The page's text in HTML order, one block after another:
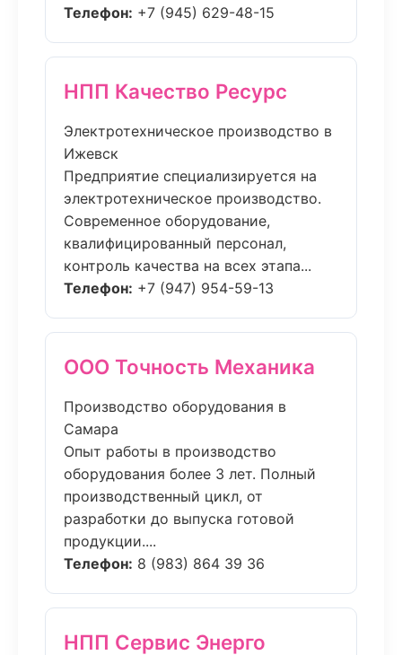
Телефон: +7 (945) 629-48-15
НПП Качество Ресурс
Электротехническое производство в
Ижевск
Предприятие специализируется на
электротехническое производство.
Современное оборудование,
квалифицированный персонал,
контроль качества на всех этапа...
Телефон: +7 (947) 954-59-13
ООО Точность Механика
Производство оборудования в
Самара
Опыт работы в производство
оборудования более 3 лет. Полный
производственный цикл, от
разработки до выпуска готовой
продукции....
Телефон: 8 (983) 864 39 36
НПП Сервис Энерго